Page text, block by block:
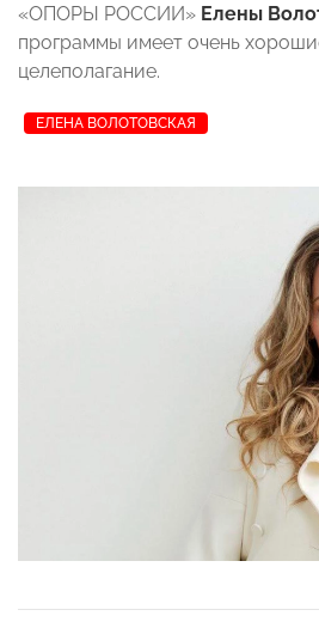
«ОПОРЫ РОССИИ» Елены
программы имеет очень
целеполагание.
ЕЛЕНА ВОЛОТОВСКАЯ